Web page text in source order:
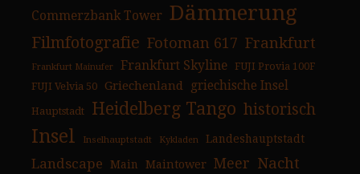
Commerzbank Tower Dämmerung
Filmfotografie Fotoman 617 Frankfurt
Frankfurt Mainufer Frankfurt Skyline
FUJI Provia 100F
FUJI Velvia 50
Griechenland griechische Insel
Hauptstadt Heidelberg Tango historisch
Insel Inselhauptstadt Kykladen Landeshauptstadt
Landscape Main Maintower Meer Nacht